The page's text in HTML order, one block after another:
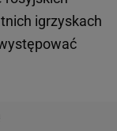
igrzyskach